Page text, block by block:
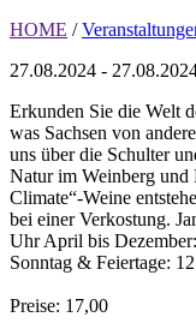
HOME /
27.08.2024 -
Erkunden Sie die Welt
was Sachsen von
uns über die Schulter
Natur im Weinberg und
Climate“-Weine
bei einer Verkostung.
Uhr April bis
Sonntag & Feiertage:
Preise: 17,00